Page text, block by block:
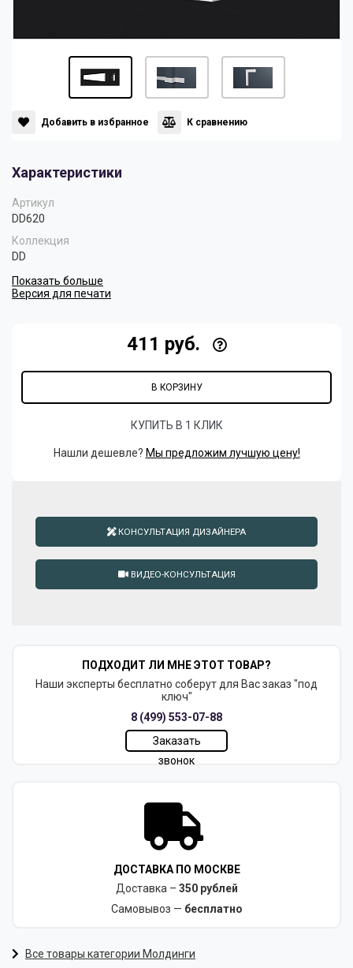
Пилястры
Плинтусы
Скрытое освещение
Нео Классика
Султан
Хай Тек
Цветные плинтусы
Добавить в избранное К сравнению
Характеристики
Артикул
DD620
Коллекция
DD
Показать больше
Версия для печати
411 руб.
В КОРЗИНУ
КУПИТЬ В 1 КЛИК
Нашли дешевле? Мы предложим лучшую цену!
КОНСУЛЬТАЦИЯ ДИЗАЙНЕРА
ВИДЕО-КОНСУЛЬТАЦИЯ
ПОДХОДИТ ЛИ МНЕ ЭТОТ ТОВАР?
Наши эксперты бесплатно соберут для Вас заказ "под
ключ"
8 (499) 553-07-88
Заказать
звонок
ДОСТАВКА ПО МОСКВЕ
Доставка – 350 рублей
Самовывоз — бесплатно
Все товары категории Молдинги